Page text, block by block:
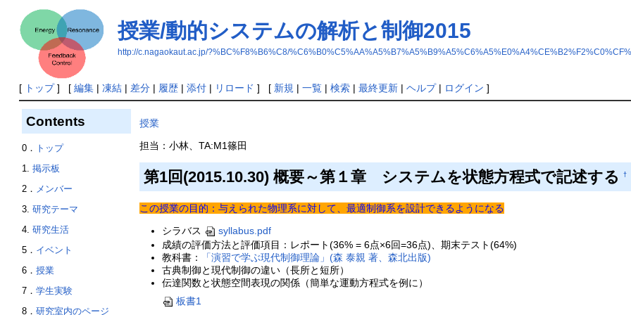
授業/動的システムの解析と制御2015
http://c.nagaokaut.ac.jp/?%BC%F8%B6%C8/
[ トップ] [ 編集| 凍結| 差分| 履歴| 添付| リロード ] [ 新規 | 一覧| 検索| 最終更新| ヘルプ| ログイン ]
授業
担当：小林、TA:M1篠田
第1回(2015.10.30) 概要～第１章 システムを状態方程式で記述する †
この授業の目的：与えられた物理系に対して、最適制御系を設計できるようになる
シラバス
syllabus.pdf
成績の評価方法と評価項目：レポート(36% = 6点×6回=36点)、期末テスト(64%)
教科書：
「演習で学ぶ現代制御理論」(森 泰親 著、森北出版)
古典制御と現代制御の違い（長所と短所）
伝達関数と状態空間表現の関係（簡単な運動方程式を例に）
板書1
Contents
0． トップ
1. 掲示板
2． メンバー
3. 研究テーマ
4. 研究生活
5． イベント
6． 授業
7． 学生実験
8． 研究室内のページ